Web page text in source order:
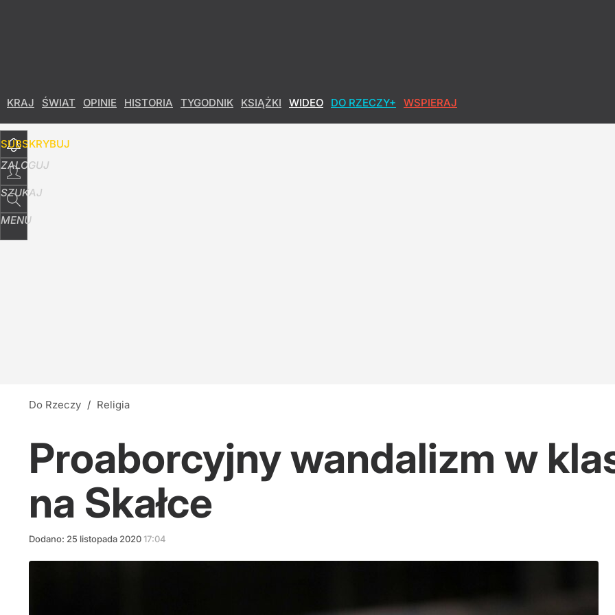
KRAJ ŚWIAT OPINIE HISTORIA TYGODNIK KSIĄŻKI WIDEO DO RZECZY+ WSPIERAJ
SUBSKRYBUJ
ZALOGUJ
SZUKAJ
MENU
Do Rzeczy / Religia
Proaborcyjny wandalizm w
na Skałce
Dodano: 25 listopada 202017:04